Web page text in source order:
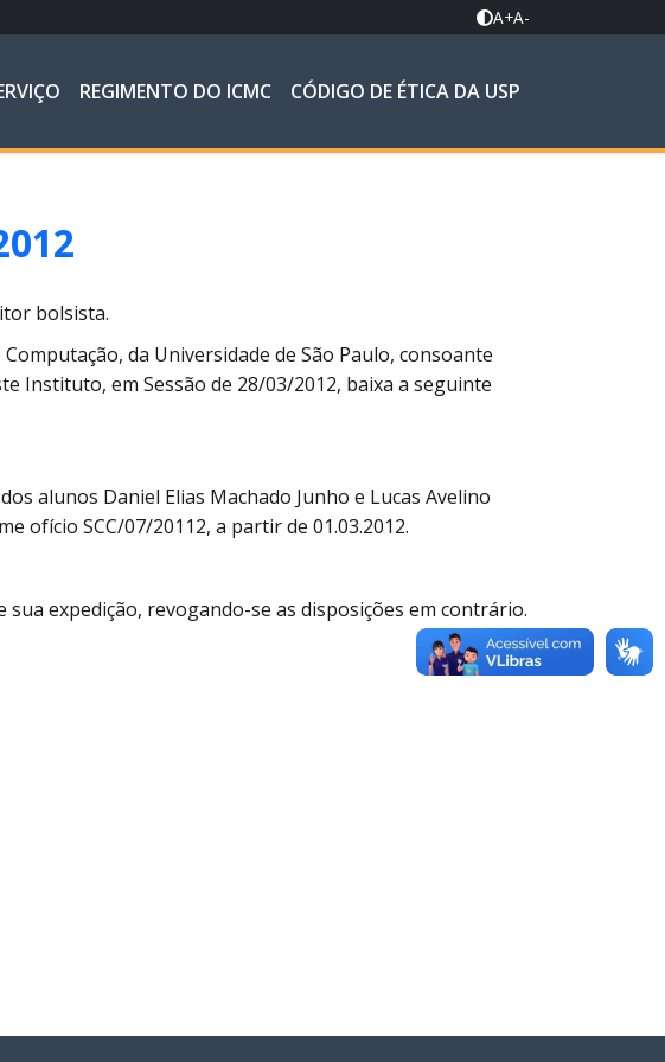
A+A-
REGIMENTO DO ICMC CÓDIGO DE ÉTICA DA USP
bolsista.
da Universidade de São Paulo, consoante
Instituto, em Sessão de 28/03/2012, baixa a seguinte
alunos Daniel Elias Machado Junho e Lucas Avelino
ofício SCC/07/20112, a partir de 01.03.2012.
expedição, revogando-se as disposições em contrário.